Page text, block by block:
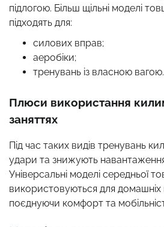
підлогою. Більш щільні моделі
підходять для:
силових вправ;
аеробіки;
тренувань із власною вагою.
Плюси використання
заняттях
Під час таких видів тренувань
удари та знижують
Універсальні моделі середньої
використовуються для домашніх
поєднуючи комфорт та